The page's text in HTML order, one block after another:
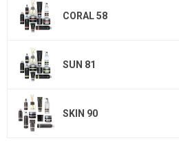
CORAL 58
SUN 81
SKIN 90